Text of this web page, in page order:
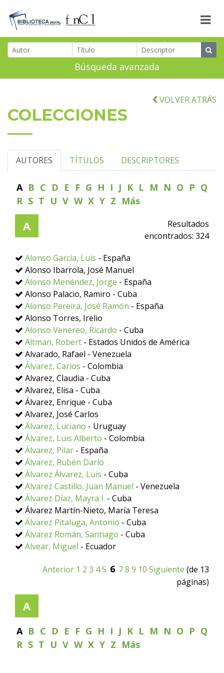
Búsqueda avanzada
VOLVER ATRÁS
COLECCIONES
AUTORES TÍTULOS DESCRIPTORES
A B C D E F G H I J K L M N O P Q
R S T U V W X Y Z Más
A
Resultados
encontrados: 324
Alonso García, Luis - España
Alonso Ibarrola, José Manuel
Alonso Menéndez, Jorge - España
Alonso Palacio, Ramiro - Cuba
Alonso Pereira, José Ramón - España
Alonso Torres, Irelio
Alonso Venereo, Ricardo - Cuba
Altman, Robert - Estados Unidos de América
Alvarado, Rafael - Venezuela
Álvarez, Carlos - Colombia
Alvarez, Claudia - Cuba
Alvarez, Elisa - Cuba
Álvarez, Enrique - Cuba
Alvarez, José Carlos
Álvarez, Luciano - Uruguay
Álvarez, Luis Alberto - Colombia
Álvarez, Pilar - España
Álvarez, Rubén Darío
Álvarez Álvarez, Luis - Cuba
Alvarez Castillo, Juan Manuel - Venezuela
Álvarez Díaz, Mayra I. - Cuba
Álvarez Martín-Nieto, María Teresa
Álvarez Pitaluga, Antonio - Cuba
Álvarez Román, Santiago - Cuba
Alvear, Miguel - Ecuador
Anterior 1 2 3 45 6 78 9 10 Siguiente (de 13
páginas)
A
A B C D E F G H I J K L M N O P Q
R S T U V W X Y Z Más